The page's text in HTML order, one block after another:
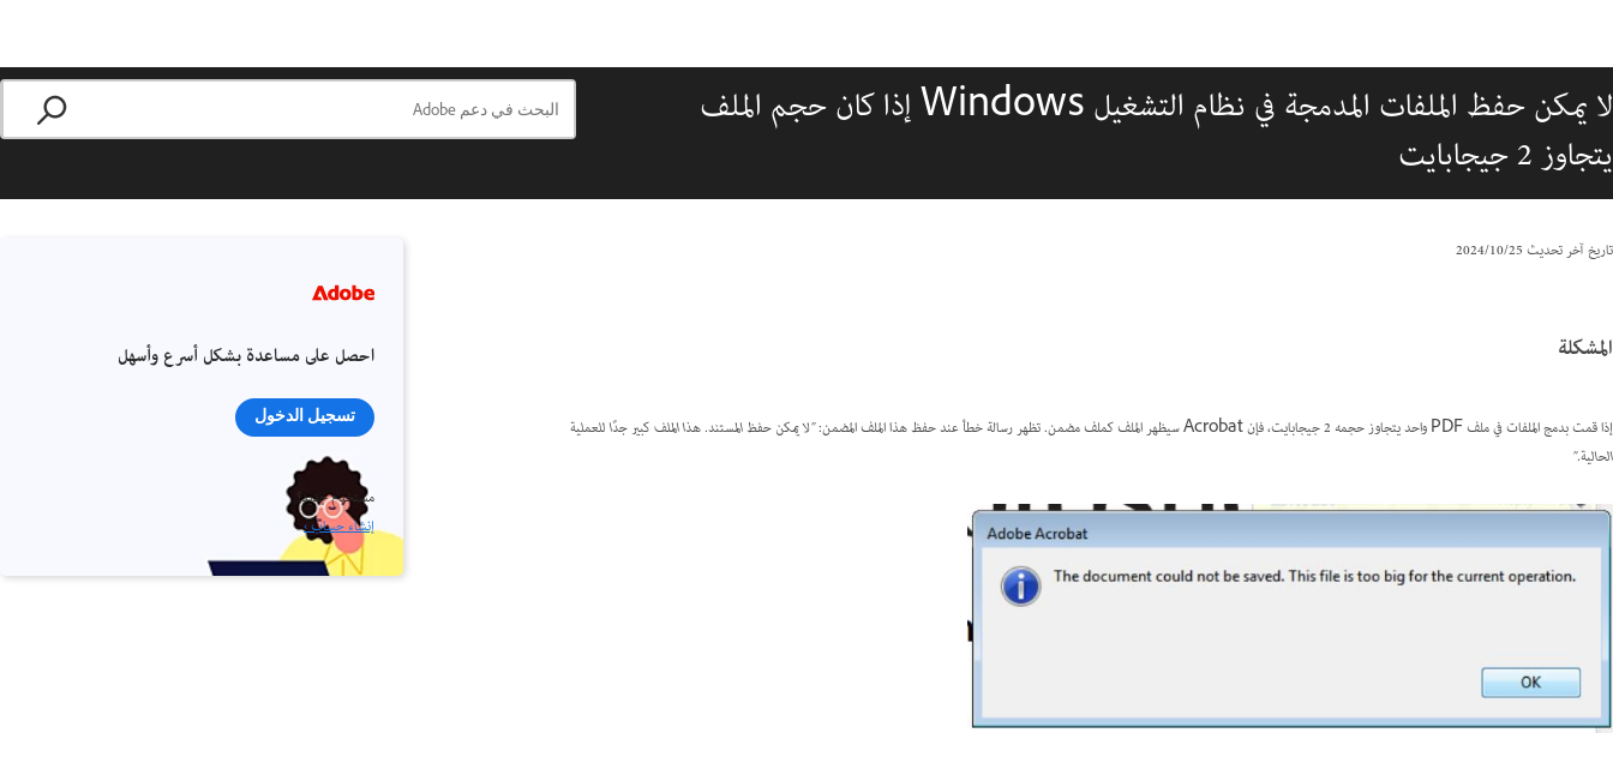
لا يمكن حفظ الملفات المدمجة في نظام التشغيل Windows إذا كان حجم الملف
يتجاوز 2 جيجابايت
تاريخ آخر تحديث25‏/10‏/2024
المشكلة
إذا قمت بدمج الملفات في ملف PDF واحد يتجاوز حجمه 2 جيجابايت، فإن Acrobat سيظهر الملف كملف مضمن. تظهر رسالة خطأ عند حفظ هذا الملف المضمن:
"لا يمكن حفظ المستند. هذا الملف كبير جدًا للعملية
الحالية."
احصل على مساعدة بشكل أسرع وأسهل
تسجيل الدخول
مستخدم جديد؟
إنشاء حساب ›